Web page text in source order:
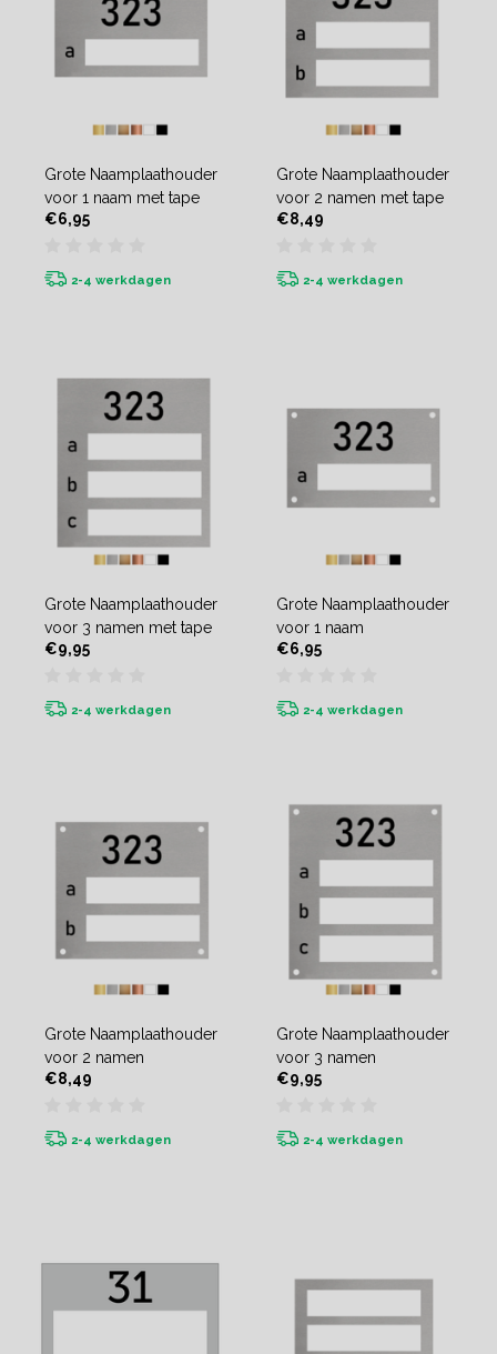
Grote Naamplaathouder
voor 1 naam met tape
€6,95
2-4 werkdagen
Grote Naamplaathouder
voor 2 namen met tape
€8,49
2-4 werkdagen
Grote Naamplaathouder
voor 3 namen met tape
€9,95
2-4 werkdagen
Grote Naamplaathouder
voor 1 naam
€6,95
2-4 werkdagen
Grote Naamplaathouder
voor 2 namen
€8,49
2-4 werkdagen
Grote Naamplaathouder
voor 3 namen
€9,95
2-4 werkdagen